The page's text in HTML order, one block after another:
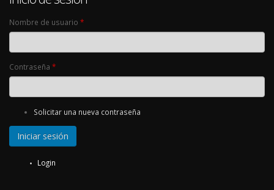
Nombre de usuario *
Contraseña *
Solicitar una nueva contraseña
Login